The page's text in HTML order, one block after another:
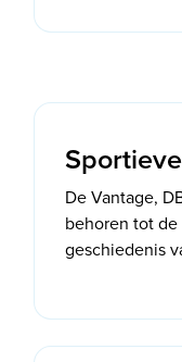
De Vantage,
behoren tot
geschiedenis